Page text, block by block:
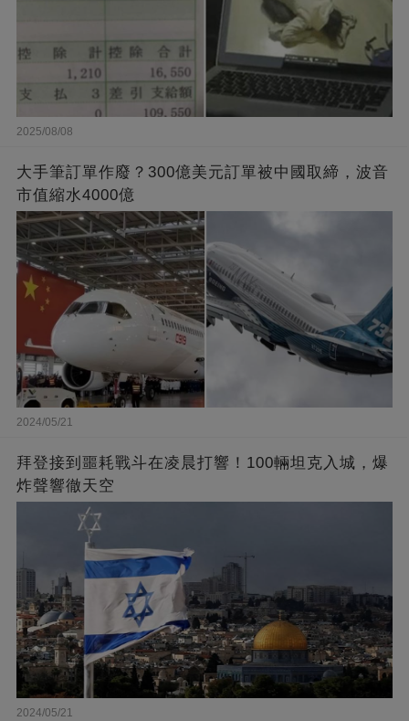
2025/08/08
大手筆訂單作廢？300億美元訂單被中國取締，波音
市值縮水4000億
2024/05/21
拜登接到噩耗戰斗在凌晨打響！100輛坦克入城，爆
炸聲響徹天空
2024/05/21